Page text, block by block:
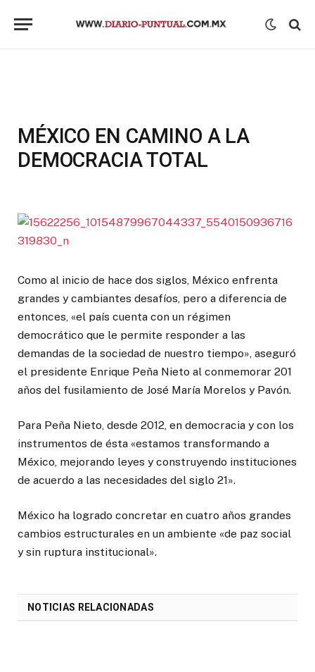
MÉXICO EN CAMINO A LA
DEMOCRACIA TOTAL
Como al inicio de hace dos siglos, México enfrenta
grandes y cambiantes desafíos, pero a diferencia de
entonces, «el país cuenta con un régimen
democrático que le permite responder a las
demandas de la sociedad de nuestro tiempo», aseguró
el presidente Enrique Peña Nieto al conmemorar 201
años del fusilamiento de José María Morelos y Pavón.
Para Peña Nieto, desde 2012, en democracia y con los
instrumentos de ésta «estamos transformando a
México, mejorando leyes y construyendo instituciones
de acuerdo a las necesidades del siglo 21».
México ha logrado concretar en cuatro años grandes
cambios estructurales en un ambiente «de paz social
y sin ruptura institucional».
NOTICIAS RELACIONADAS